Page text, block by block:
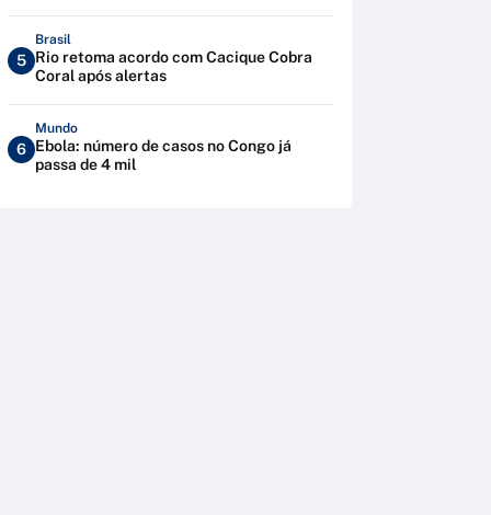
5
Brasil
Rio retoma acordo com Cacique Cobra
Coral após alertas
6
Mundo
Ebola: número de casos no Congo já
passa de 4 mil